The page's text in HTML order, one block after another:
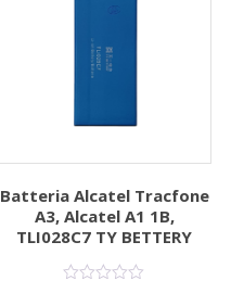
Batteria Alcatel Tracfone
A3, Alcatel A1 1B,
TLI028C7 TY BETTERY